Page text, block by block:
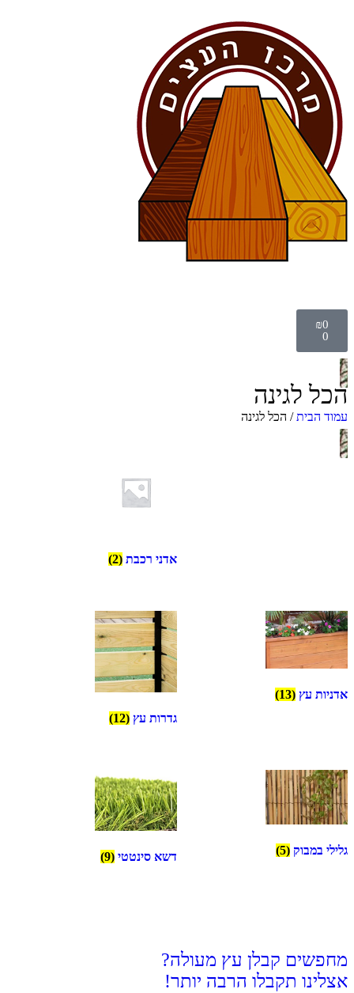
₪0
0
הכל לגינה
עמוד הבית/ הכל לגינה
אדני רכבת (2)
אדניות עץ (13)
גדרות עץ (12)
גלילי במבוק (5) דשא סינטטי (9)
מחפשים קבלן עץ מעולה?
אצלינו תקבלו הרבה יותר!